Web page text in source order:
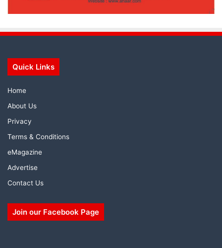
Quick Links
Home
About Us
Privacy
Terms & Conditions
eMagazine
Advertise
Contact Us
Join our Facebook Page